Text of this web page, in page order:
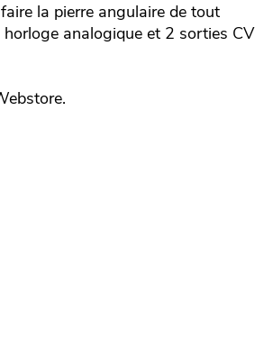
la pierre angulaire de tout
analogique et 2 sorties CV